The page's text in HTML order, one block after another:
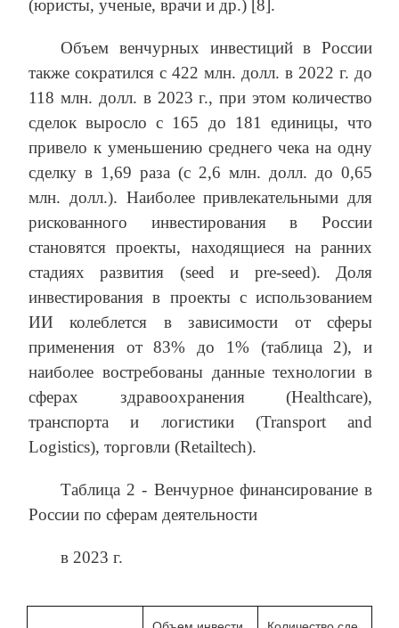
(юристы, ученые, врачи и др.) [8].
Объем венчурных инвестиций в России
также сократился с 422 млн. долл. в 2022 г. до
118 млн. долл. в 2023 г., при этом количество
сделок выросло с 165 до 181 единицы, что
привело к уменьшению среднего чека на одну
сделку в 1,69 раза (с 2,6 млн. долл. до 0,65
млн. долл.). Наиболее привлекательными для
рискованного инвестирования в России
становятся проекты, находящиеся на ранних
стадиях развития (seed и pre-seed). Доля
инвестирования в проекты с использованием
ИИ колеблется в зависимости от сферы
применения от 83% до 1% (таблица 2), и
наиболее востребованы данные технологии в
сферах здравоохранения (Healthcare),
транспорта и логистики (Transport and
Logistics), торговли (Retailtech).
Таблица 2 - Венчурное финансирование в
России по сферам деятельности
в 2023 г.